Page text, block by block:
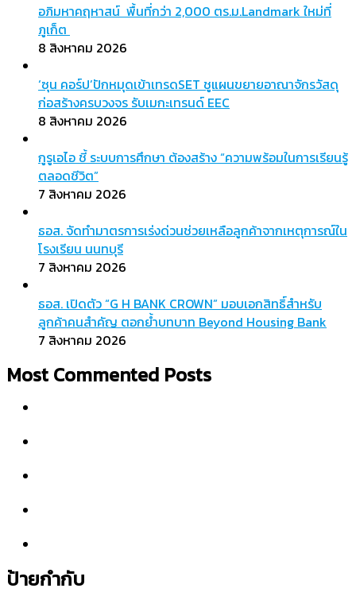
อภิมหาคฤหาสน์ พื้นที่กว่า 2,000 ตร.ม.Landmark ใหม่ที่
ภูเก็ต
8 สิงหาคม 2026
‘ซุน คอร์ป’ปักหมุดเข้าเทรดSET ชูแผนขยายอาณาจักรวัสดุ
ก่อสร้างครบวงจร รับเมกะเทรนด์ EEC
8 สิงหาคม 2026
กูรูเอไอ ชี้ ระบบการศึกษา ต้องสร้าง “ความพร้อมในการเรียนรู้
ตลอดชีวิต”
7 สิงหาคม 2026
ธอส. จัดทำมาตรการเร่งด่วนช่วยเหลือลูกค้าจากเหตุการณ์ใน
โรงเรียน นนทบุรี
7 สิงหาคม 2026
ธอส. เปิดตัว “G H BANK CROWN” มอบเอกสิทธิ์สำหรับ
ลูกค้าคนสำคัญ ตอกย้ำบทบาท Beyond Housing Bank
7 สิงหาคม 2026
Most Commented Posts
ป้ายกำกับ